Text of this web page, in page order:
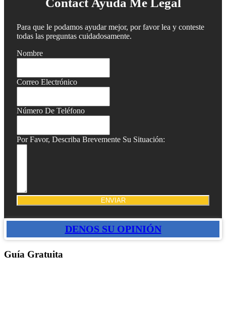
Para que le podamos ayudar mejor, por favor lea y conteste
todas las preguntas cuidadosamente.
Nombre
Correo Electrónico
Número De Teléfono
Por Favor, Describa Brevemente Su Situación:
ENVIAR
DENOS SU OPINIÓN
Guía Gratuita